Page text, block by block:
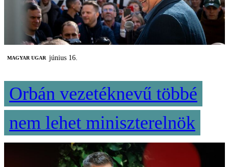
MAGYAR UGAR június 16.
Orbán vezetéknevű többé
nem lehet miniszterelnök